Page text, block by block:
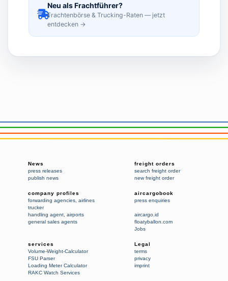
Neu als Frachtführer?
Frachtenbörse & Trucking-Raten — jetzt
entdecken →
News
press releases
publish news
freight orders
search freight order
new freight order
company profiles
forwarding agencies airlines
trucker
handling agent airports
general sales agents
aircargobook
press enquiries
aircargo.id
floatyballon.com
Jobs
services
Volume-Weight-Calculator
FSU Parser
Loading Meter Calculator
RAKC Watch Services
Legal
terms
privacy
imprint